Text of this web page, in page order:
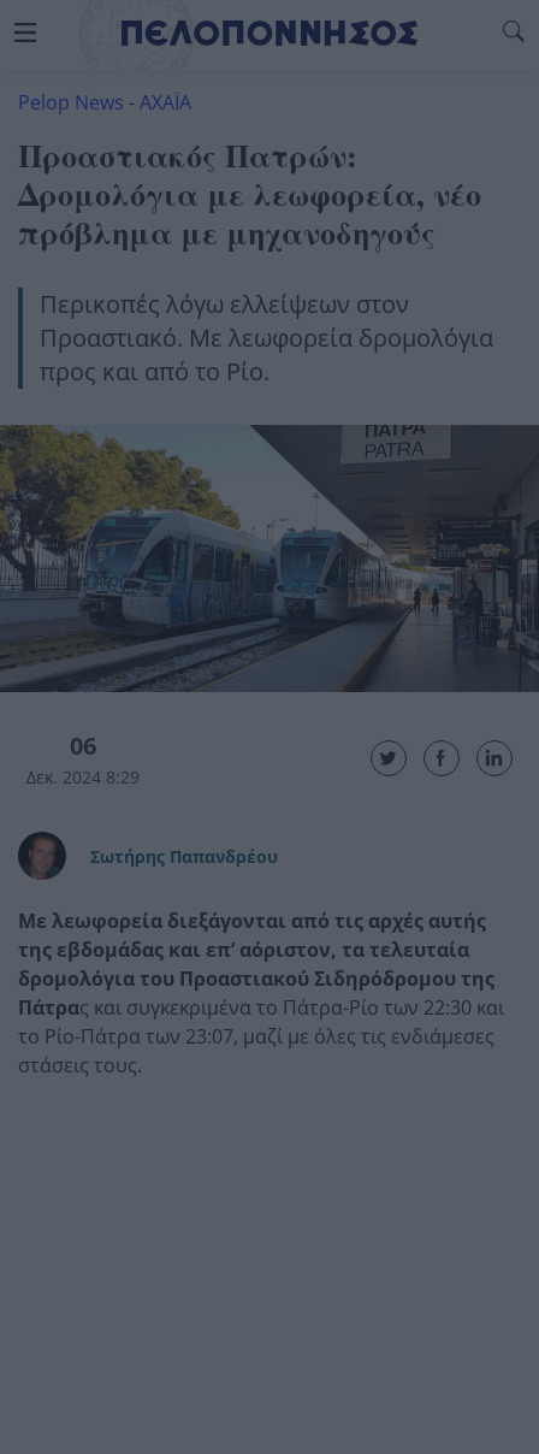
Pelop News -ΑΧΑΪΑ
Προαστιακός Πατρών:
Δρομολόγια με λεωφορεία, νέο
πρόβλημα με μηχανοδηγούς
Περικοπές λόγω ελλείψεων στον
Προαστιακό. Με λεωφορεία δρομολόγια
προς και από το Ρίο.
06
Δεκ. 2024 8:29
Σωτήρης Παπανδρέου
Με λεωφορεία διεξάγονται από τις αρχές αυτής
της εβδομάδας και επ’ αόριστον, τα τελευταία
δρομολόγια του Προαστιακού Σιδηρόδρομου της
Πάτρας και συγκεκριμένα το Πάτρα-Ρίο των 22:30 και
το Ρίο-Πάτρα των 23:07, μαζί με όλες τις ενδιάμεσες
στάσεις τους.